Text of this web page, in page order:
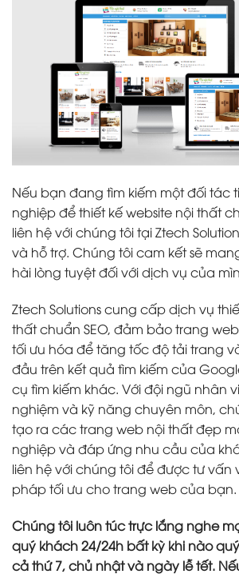
Nếu bạn đang tìm kiếm một đối tác
nghiệp để thiết kế website nội thất
liên hệ với chúng tôi tại Ztech
và hỗ trợ. Chúng tôi cam kết sẽ
hài lòng tuyệt đối với dịch vụ của
Ztech Solutions cung cấp dịch vụ
thất chuẩn SEO, đảm bảo trang
tối ưu hóa để tăng tốc độ tải trang
đầu trên kết quả tìm kiếm của
cụ tìm kiếm khác. Với đội ngũ nhân
nghiệm và kỹ năng chuyên môn,
tạo ra các trang web nội thất đẹp
nghiệp và đáp ứng nhu cầu của
liên hệ với chúng tôi để được tư vấn
pháp tối ưu cho trang web của bạn.
Chúng tôi luôn túc trực lắng nghe
quý khách 24/24h bất kỳ khi nào
cả thứ 7, chủ nhật và ngày lễ tết.